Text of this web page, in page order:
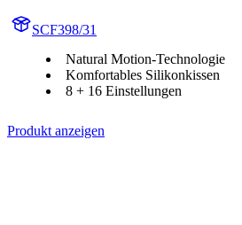
SCF398/31
Natural Motion-Technologie
Komfortables Silikonkissen
8 + 16 Einstellungen
Produkt anzeigen